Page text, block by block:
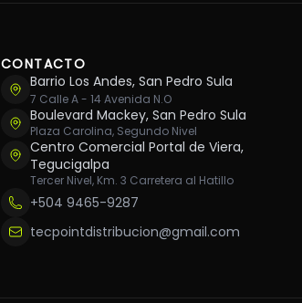
CONTACTO
Barrio Los Andes, San Pedro Sula
7 Calle A - 14 Avenida N.O
Boulevard Mackey, San Pedro Sula
Plaza Carolina, Segundo Nivel
Centro Comercial Portal de Viera,
Tegucigalpa
Tercer Nivel, Km. 3 Carretera al Hatillo
+504 9465-9287
tecpointdistribucion@gmail.com